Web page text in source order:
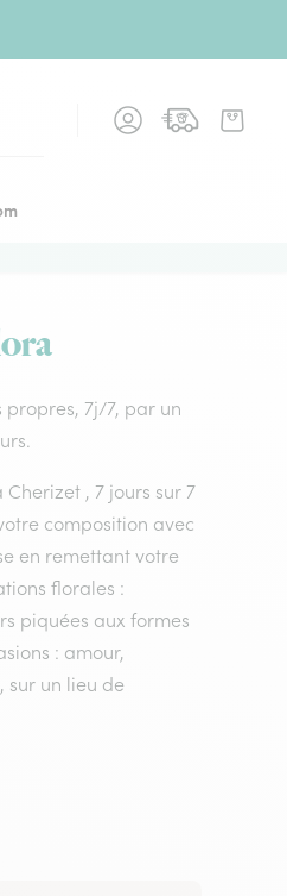
7j/7, par un
, 7 jours sur 7
composition avec
en remettant votre
florales :
piquées aux formes
: amour,
sur un lieu de